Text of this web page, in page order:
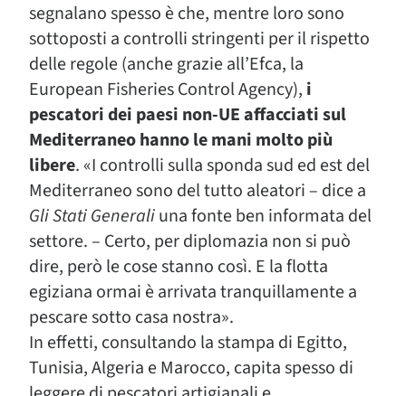
segnalano spesso è che, mentre loro sono
sottoposti a controlli stringenti per il rispetto
delle regole (anche grazie all’Efca, la
European Fisheries Control Agency), i
pescatori dei paesi non-UE affacciati sul
Mediterraneo hanno le mani molto più
libere. «I controlli sulla sponda sud ed est del
Mediterraneo sono del tutto aleatori – dice a
Gli Stati Generaliuna fonte ben informata del
settore. – Certo, per diplomazia non si può
dire, però le cose stanno così. E la flotta
egiziana ormai è arrivata tranquillamente a
pescare sotto casa nostra».
In effetti, consultando la stampa di Egitto,
Tunisia, Algeria e Marocco, capita spesso di